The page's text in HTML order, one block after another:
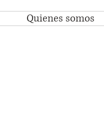
Quienes somos